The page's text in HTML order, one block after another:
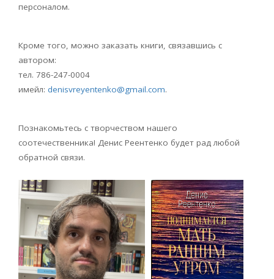
персоналом.
Кроме того, можно заказать книги, связавшись с
автором:
тел. 786-247-0004
имейл: denisvreyentenko@gmail.com.
Познакомьтесь с творчеством нашего
соотечественника! Денис Реентенко будет рад любой
обратной связи.